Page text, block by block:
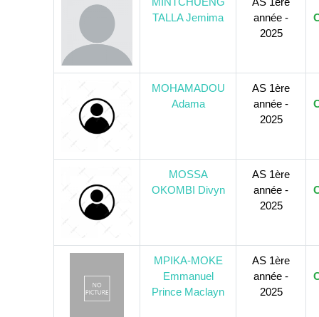
TALLA Jemima
année -
2025
MOHAMADOU
Adama
AS 1ère
année -
2025
MOSSA
OKOMBI Divyn
AS 1ère
année -
2025
MPIKA-MOKE
Emmanuel
Prince Maclayn
AS 1ère
année -
2025